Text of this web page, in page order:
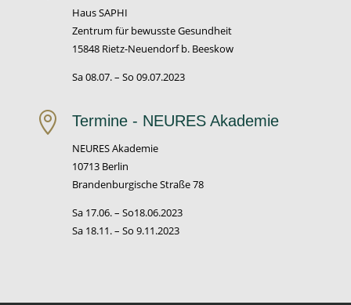
Haus SAPHI
Zentrum für bewusste Gesundheit
15848 Rietz-Neuendorf b. Beeskow
Sa 08.07. – So 09.07.2023
 Termine - NEURES Akademie
NEURES Akademie
10713 Berlin
Brandenburgische Straße 78
Sa 17.06. – So18.06.2023
Sa 18.11. – So 9.11.2023